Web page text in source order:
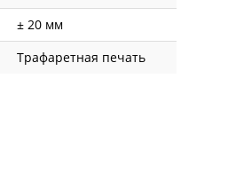
± 20 мм
Трафаретная печать